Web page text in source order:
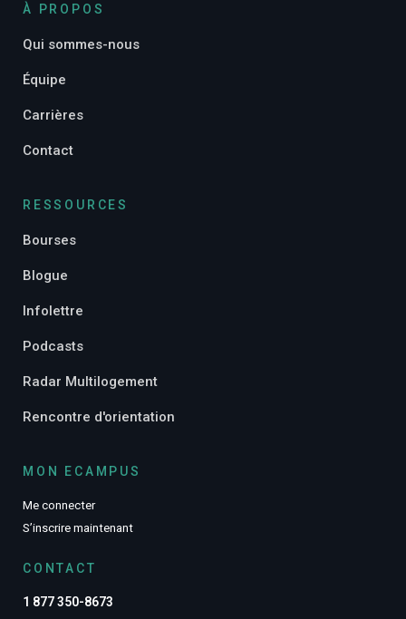
À PROPOS
Qui sommes-nous
Équipe
Carrières
Contact
RESSOURCES
Bourses
Blogue
Infolettre
Podcasts
Radar Multilogement
Rencontre d'orientation
MON ECAMPUS
Me connecter
S’inscrire maintenant
CONTACT
1 877 350-8673